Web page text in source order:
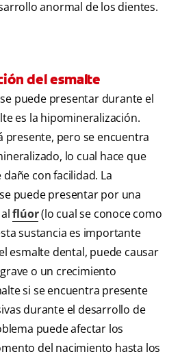
anormal de los dientes.
del esmalte
puede presentar durante el
es la hipomineralización.
presente, pero se encuentra
lo cual hace que
con facilidad. La
puede presentar por una
alflúor(lo cual se conoce como
sustancia es importante
esmalte dental, puede causar
o un crecimiento
si se encuentra presente
durante el desarrollo de
puede afectar los
del nacimiento hasta los